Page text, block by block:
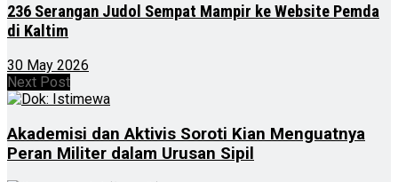
236 Serangan Judol Sempat Mampir ke Website Pemda
di Kaltim
30 May 2026
Next Post
Akademisi dan Aktivis Soroti Kian Menguatnya
Peran Militer dalam Urusan Sipil